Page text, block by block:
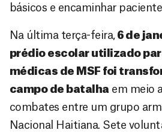
básicos e encaminhar
Na última terça-feira, 6 de
prédio escolar utilizado
médicas de MSF foi
campo de batalha em meio
combates entre um grupo
Nacional Haitiana. Sete